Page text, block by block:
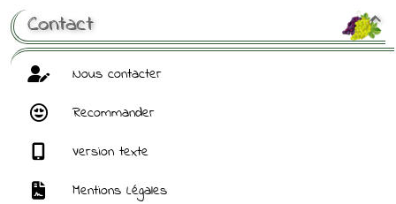

Contact
Nous contacter
Recommander
Version texte
Mentions Légales